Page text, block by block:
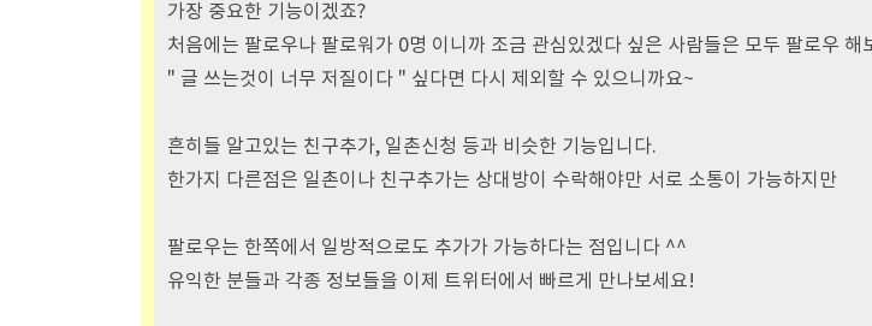
가장 중요한 기능이겠죠?
처음에는 팔로우나 팔로워가 0명 이니까 조금 관심있겠다 싶은 사람들은 모두 팔로우 해
" 글 쓰는것이 너무 저질이다 " 싶다면 다시 제외할 수 있으니까요~
흔히들 알고있는 친구추가, 일촌신청 등과 비슷한 기능입니다.
한가지 다른점은 일촌이나 친구추가는 상대방이 수락해야만 서로 소통이 가능하지만
팔로우는 한쪽에서 일방적으로도 추가가 가능하다는 점입니다 ^^
유익한 분들과 각종 정보들을 이제 트위터에서 빠르게 만나보세요!